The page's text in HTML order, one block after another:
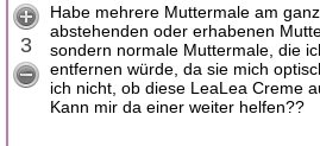
3
Habe mehrere Muttermale am
abstehenden oder erhabenen
sondern normale Muttermale, die
entfernen würde, da sie mich
ich nicht, ob diese LeaLea Creme
Kann mir da einer weiter helfen??